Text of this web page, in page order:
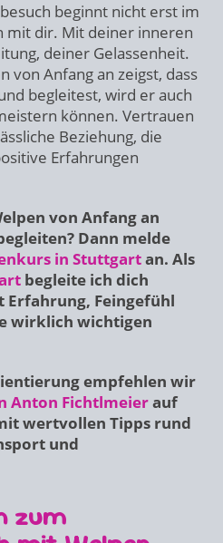
beginnt nicht erst im
mit dir. Mit deiner inneren
deiner Gelassenheit.
von Anfang an zeigst, dass
begleitest, wird er auch
können. Vertrauen
Beziehung, die
Erfahrungen
von Anfang an
Dann melde
in Stuttgartan. Als
begleite ich dich
Feingefühl
wirklich wichtigen
empfehlen wir
Anton Fichtlmeierauf
wertvollen Tipps rund
und
zum